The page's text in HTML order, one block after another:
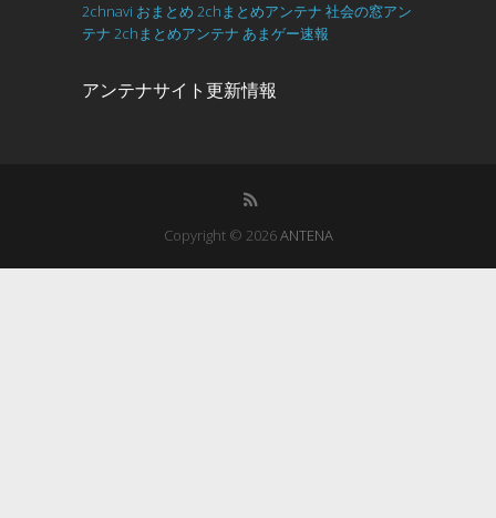
2chnavi おまとめ 2chまとめアンテナ 社会の窓アン
テナ 2chまとめアンテナ あまゲー速報
アンテナサイト更新情報
Copyright © 2026ANTENA